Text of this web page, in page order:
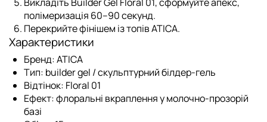
полімеризація 60–90 секунд.
Перекрийте фінішем ізтопів ATICA.
Характеристики
Бренд:ATICA
Тип: builder gel / скульптурний білдер-гель
Відтінок: Floral 01
Ефект:флоральні вкраплення у молочно-прозорій
базі